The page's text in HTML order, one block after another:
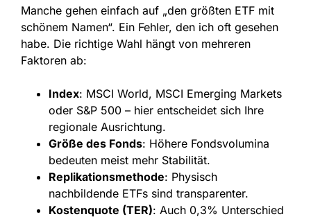
Manche gehen einfach auf „den größten ETF mit
schönem Namen“. Ein Fehler, den ich oft gesehen
habe. Die richtige Wahl hängt von mehreren
Faktoren ab:
Index: MSCI World, MSCI Emerging Markets
oder S&P 500 – hier entscheidet sich Ihre
regionale Ausrichtung.
Größe des Fonds: Höhere Fondsvolumina
bedeuten meist mehr Stabilität.
Replikationsmethode: Physisch
nachbildende ETFs sind transparenter.
Kostenquote (TER): Auch 0,3% Unterschied